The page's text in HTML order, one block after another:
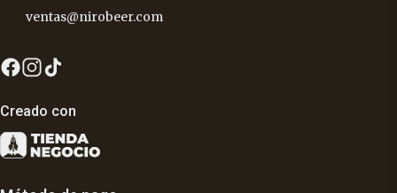
ventas@nirobeer.com
Creado con